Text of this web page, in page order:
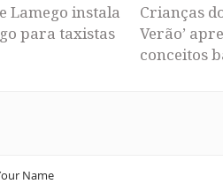
Lamego instala
para taxistas
Crianças
Verão’
conceitos